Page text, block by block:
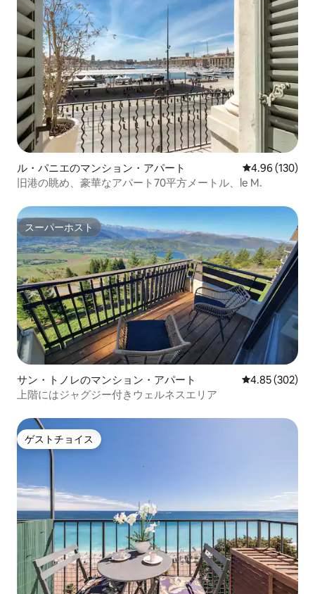
ル・パニエのマンション・アパート レビュー130
4.96 (130)
旧港の眺め、豪華なアパート70平方メートル、le M.
スーパーホスト
スーパーホスト
サン・トノレのマンション・アパート レビュー302
4.85 (302)
上階にはジャグジー付きウェルネスエリア
ゲストチョイス
ゲストチョイス